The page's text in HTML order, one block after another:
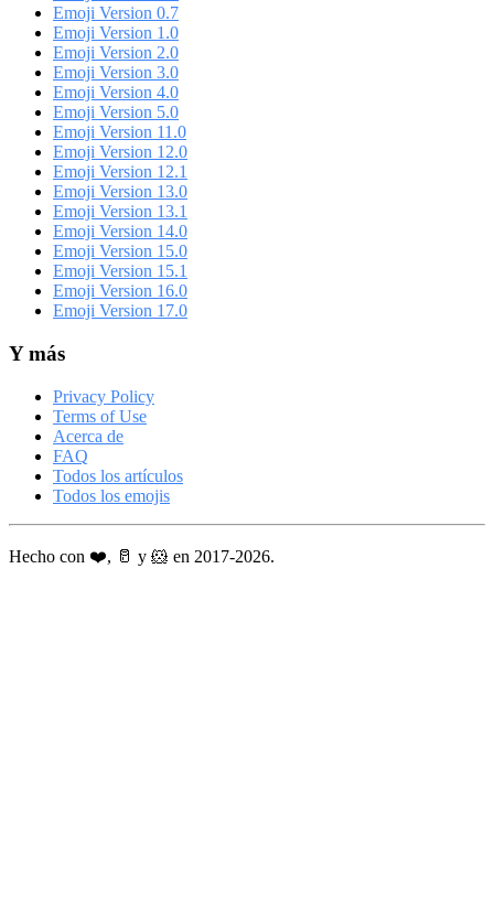
Emoji Version 0.7
Emoji Version 1.0
Emoji Version 2.0
Emoji Version 3.0
Emoji Version 4.0
Emoji Version 5.0
Emoji Version 11.0
Emoji Version 12.0
Emoji Version 12.1
Emoji Version 13.0
Emoji Version 13.1
Emoji Version 14.0
Emoji Version 15.0
Emoji Version 15.1
Emoji Version 16.0
Emoji Version 17.0
Y más
Privacy Policy
Terms of Use
Acerca de
FAQ
Todos los artículos
Todos los emojis
Hecho con ❤️, 🥛 y 🐹 en 2017-2026.